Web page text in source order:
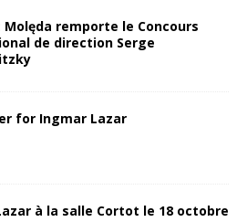
Molęda remporte le Concours
de direction Serge
for Ingmar Lazar
à la salle Cortot le 18 octobre